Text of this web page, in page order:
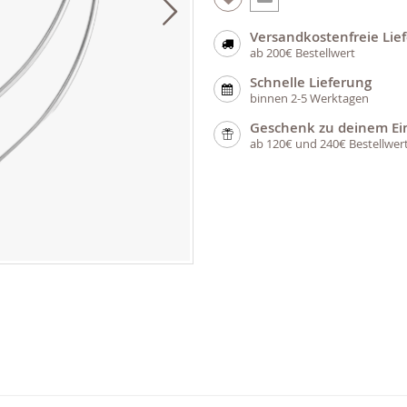
Versandkostenfreie
ab 200€ Bestellwert
Schnelle Lieferung
binnen 2-5 Werktagen
Geschenk zu deinem
ab 120€ und 240€